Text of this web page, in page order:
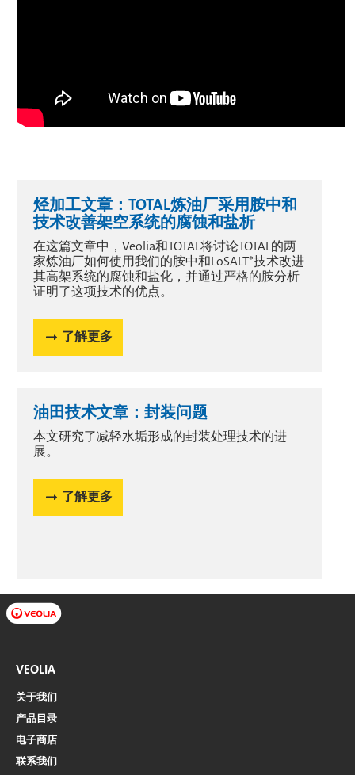
烃加工文章：TOTAL炼油厂采用胺中和
技术改善架空系统的腐蚀和盐析
在这篇文章中，Veolia和TOTAL将讨论TOTAL的两
家炼油厂如何使用我们的胺中和LoSALT*技术改进
其高架系统的腐蚀和盐化，并通过严格的胺分析
证明了这项技术的优点。
了解更多
油田技术文章：封装问题
本文研究了减轻水垢形成的封装处理技术的进
展。
了解更多
VEOLIA
关于我们
产品目录
电子商店​​​​​​​
联系我们